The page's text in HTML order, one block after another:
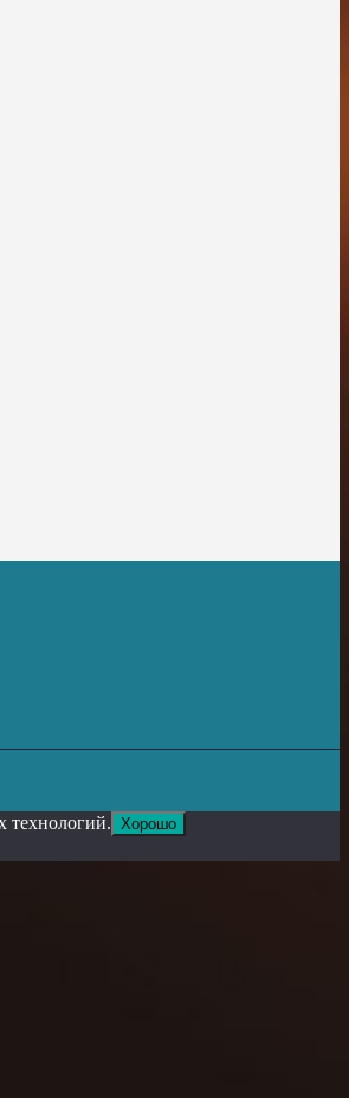
технологий. Хорошо